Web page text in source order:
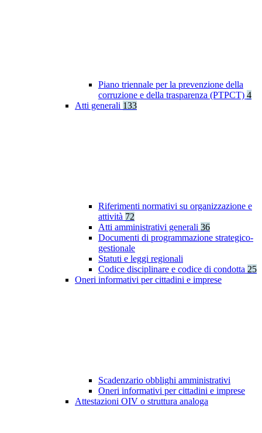
Piano triennale per la prevenzione della
corruzione e della trasparenza (PTPCT) 4
Atti generali 133
Riferimenti normativi su organizzazione e
attività 72
Atti amministrativi generali 36
Documenti di programmazione strategico-
gestionale
Statuti e leggi regionali
Codice disciplinare e codice di condotta 25
Oneri informativi per cittadini e imprese
Scadenzario obblighi amministrativi
Oneri informativi per cittadini e imprese
Attestazioni OIV o struttura analoga